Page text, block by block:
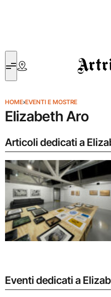
Artribune
HOME›EVENTI E MOSTRE
Elizabeth Aro
Articoli dedicati a
Eventi dedicati a